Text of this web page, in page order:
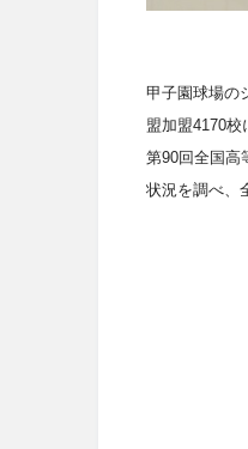
甲子園球場の
盟加盟4170校
第90回全国高
状況を調べ、